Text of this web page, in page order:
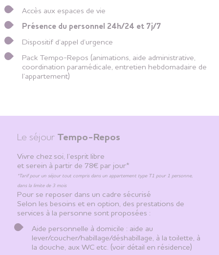
Accès aux espaces de vie
Présence du personnel 24h/24 et 7j/7
Dispositif d’appel d’urgence
Pack Tempo-Repos (animations, aide administrative,
coordination paramédicale, entretien hebdomadaire de
l’appartement)
Le séjour Tempo-Repos
Vivre chez soi, l’esprit libre
et serein à partir de 78€ par jour*
*Tarif pour un séjour tout compris dans un appartement type T1 pour 1 personne,
dans la limite de 3 mois
Pour se reposer dans un cadre sécurisé
Selon les besoins et en option, des prestations de
services à la personne sont proposées :
Aide personnelle à domicile : aide au
lever/coucher/habillage/déshabillage, à la toilette, à
la douche, aux WC etc. (voir détail en résidence)